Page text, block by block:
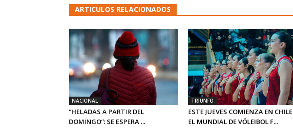
ARTICULOS RELACIONADOS
NACIONAL
“HELADAS A PARTIR DEL
DOMINGO”: SE ESPERA ...
TRIUNFO
ESTE JUEVES COMIENZA EN CHILE
EL MUNDIAL DE VÓLEIBOL F...